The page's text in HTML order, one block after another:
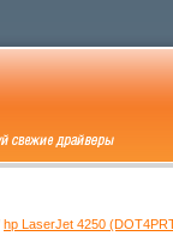
hp LaserJet 4250